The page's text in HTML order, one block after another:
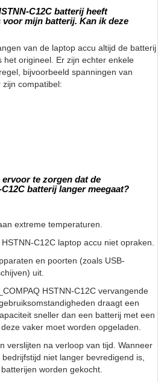
C12C batterij heeft
mijn batterij. Kan ik deze
van de laptop accu altijd de batterij
het origineel. Er zijn echter enkele
bijvoorbeeld spanningen van
compatibel:
ervoor te zorgen dat de
batterij langer meegaat?
extreme temperaturen.
C12C laptop accu niet opraken.
en poorten (zoals USB-
uit.
HSTNN-C12C vervangende
draagt een
sneller dan een batterij met een
vaker moet worden opgeladen.
verslijten na verloop van tijd. Wanneer
niet langer bevredigend is,
worden gekocht.